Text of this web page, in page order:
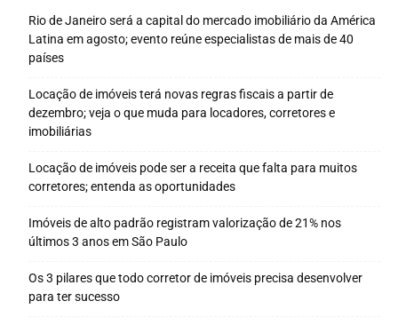
Rio de Janeiro será a capital do mercado imobiliário da América
Latina em agosto; evento reúne especialistas de mais de 40
países
Locação de imóveis terá novas regras fiscais a partir de
dezembro; veja o que muda para locadores, corretores e
imobiliárias
Locação de imóveis pode ser a receita que falta para muitos
corretores; entenda as oportunidades
Imóveis de alto padrão registram valorização de 21% nos
últimos 3 anos em São Paulo
Os 3 pilares que todo corretor de imóveis precisa desenvolver
para ter sucesso